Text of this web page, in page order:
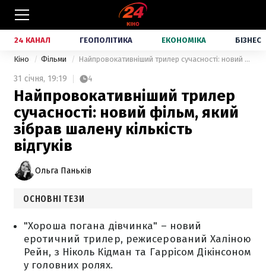
24 КАНАЛ ГЕОПОЛІТИКА ЕКОНОМІКА БІЗНЕС
Кіно Фільми Найпровокативніший трилер сучасності: новий фільм, який зібрав шалену кількість відгуків
31 січня, 19:19 4
Найпровокативніший трилер
сучасності: новий фільм, який
зібрав шалену кількість
відгуків
Ольга Паньків
ОСНОВНІ ТЕЗИ
"Хороша погана дівчинка" – новий
еротичний трилер, режисерований Халіною
Рейн, з Ніколь Кідман та Гаррісом Дікінсоном
у головних ролях.